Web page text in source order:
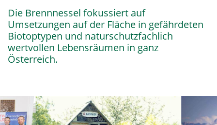
Die Brennnessel fokussiert auf
Umsetzungen auf der Fläche in gefährdeten
Biotoptypen und naturschutzfachlich
wertvollen Lebensräumen in ganz
Österreich.
Image